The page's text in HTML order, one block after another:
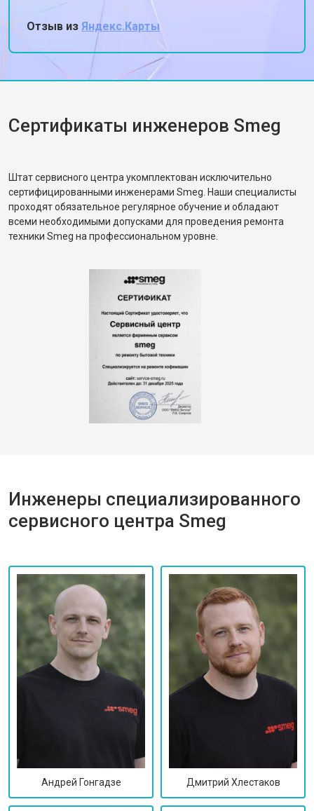
ставлю 180. Спасибо, жена снова готовит
Отзыв из Яндекс.Карты
Сертификаты инженеров Smeg
Штат сервисного центра укомплектован исключительно
сертифицированными инженерами Smeg. Наши специалисты
проходят обязательное регулярное обучение и обладают
всеми необходимыми допусками для проведения ремонта
техники Smeg на профессиональном уровне.
Инженеры специализированного
сервисного центра Smeg
Андрей Гонгадзе Дмитрий Хлестаков